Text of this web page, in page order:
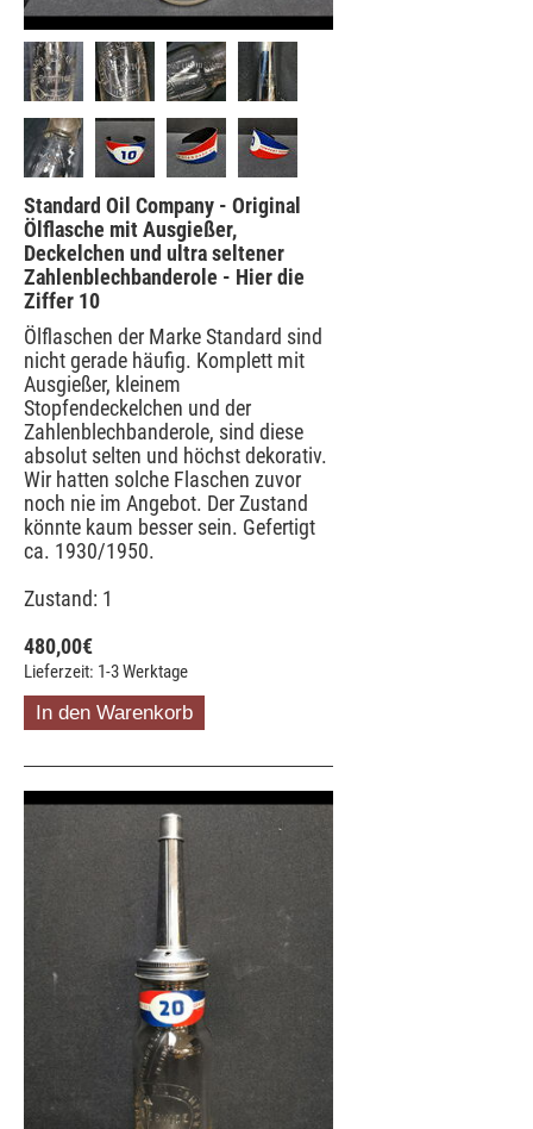
Standard Oil Company - Original
Ölflasche mit Ausgießer,
Deckelchen und ultra seltener
Zahlenblechbanderole - Hier die
Ziffer 10
Ölflaschen der Marke Standard sind
nicht gerade häufig. Komplett mit
Ausgießer, kleinem
Stopfendeckelchen und der
Zahlenblechbanderole, sind diese
absolut selten und höchst dekorativ.
Wir hatten solche Flaschen zuvor
noch nie im Angebot. Der Zustand
könnte kaum besser sein. Gefertigt
ca. 1930/1950.
Zustand: 1
Lieferzeit: 1-3 Werktage
480,00€